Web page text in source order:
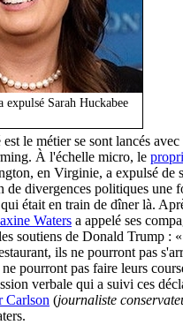
expulsé Sarah Huckabee
le métier se sont lancés
À l'échelle micro, le
en Virginie, a expulsé de
de divergences politiques une
était en train de dîner là.
Waters a appelé ses
soutiens de Donald Trump :
ils ne pourront pas
pourront pas faire leurs
verbale qui a suivi ces
Carlson (journaliste